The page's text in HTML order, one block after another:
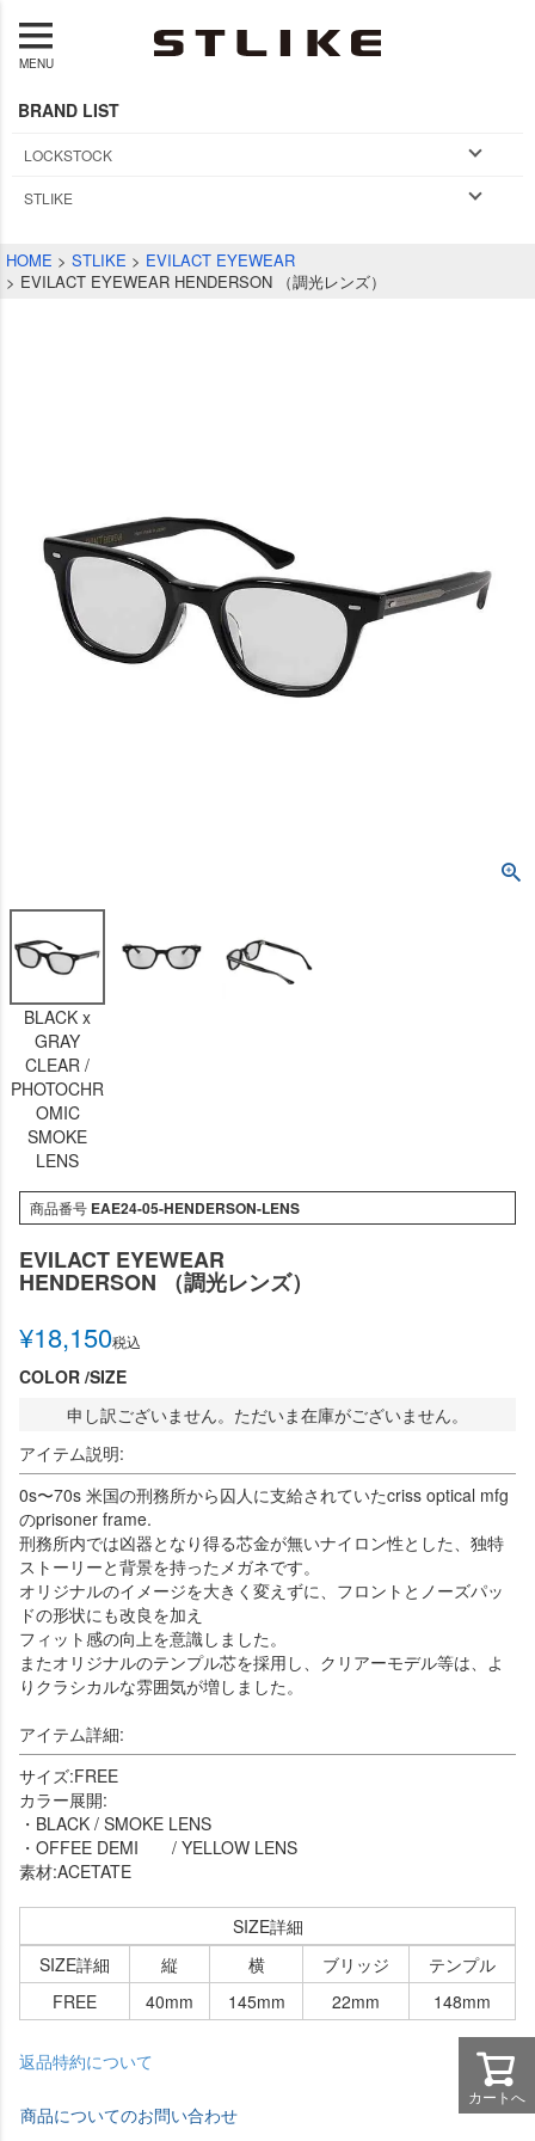
MENU
BRAND LIST
LOCKSTOCK
STLIKE
HOME STLIKE
EVILACT EYEWEAR
EVILACT EYEWEAR HENDERSON （調光レンズ）
BLACK x
GRAY
CLEAR /
PHOTOCHR
OMIC
SMOKE
LENS
商品番号 EAE24-05-HENDERSON-LENS
EVILACT EYEWEAR
HENDERSON （調光レンズ）
¥18,150税込
COLOR SIZE
申し訳ございません。ただいま在庫がございません。
アイテム説明:
0s〜70s 米国の刑務所から囚人に支給されていたcriss optical mfg
のprisoner frame.
刑務所内では凶器となり得る芯金が無いナイロン性とした、独特
ストーリーと背景を持ったメガネです。
オリジナルのイメージを大きく変えずに、フロントとノーズパッ
ドの形状にも改良を加え
フィット感の向上を意識しました。
またオリジナルのテンプル芯を採用し、クリアーモデル等は、よ
りクラシカルな雰囲気が増しました。
アイテム詳細:
サイズ:FREE
カラー展開:
・BLACK / SMOKE LENS
・OFFEE DEMI / YELLOW LENS
素材:ACETATE
SIZE詳細
SIZE詳細
縦 横 ブリッジ
テンプル
FREE
40mm 145mm 22mm 148mm
返品特約について
商品についてのお問い合わせ
カートへ